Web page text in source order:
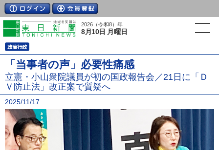
2026（令和8）年
8月10日 月曜日
「当事者の声」必要性痛感
立憲・小山衆院議員が初の国政報告会／21日に「Ｄ
Ｖ防止法」改正案で質疑へ
2025/11/17